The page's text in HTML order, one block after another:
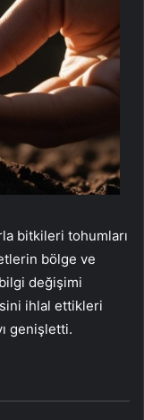
bitkileri tohumları
bölge ve
değişimi
ihlal ettikleri
genişletti.